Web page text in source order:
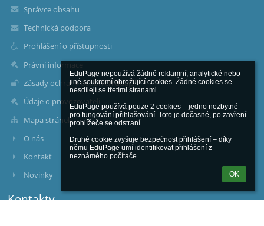
EduPage nepoužívá žádné reklamní, analytické nebo
jiné soukromí ohrožující cookies. Žádné cookies se
nesdílejí se třetími stranami.
EduPage používá pouze 2 cookies – jedno nezbytné
pro fungování přihlašování. Toto je dočasné, po zavření
prohlížeče se odstraní.
Druhé cookie zvyšuje bezpečnost přihlášení – díky
němu EduPage umí identifikovat přihlášení z
neznámého počítače.
OK
Správce obsahu
Technická podpora
Prohlášení o přístupnosti
Právní informace
Zásady ochrany osobních údajů
Údaje o provozovateli
Mapa stránek
O nás
Kontakt
Novinky
Kontakty